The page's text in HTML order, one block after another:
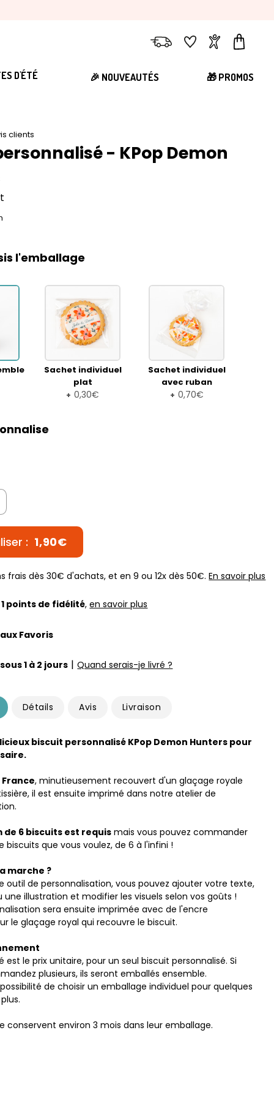
LivraisonFavorisComptePanier
D'ÉTÉ 🎉 NOUVEAUTÉS 🎁 PROMOS
clients
- KPop Demon
l'emballage
Sachet individuel
plat
+ 0,30€
Sachet individuel
avec ruban
+ 0,70€
: 1,90€
frais dès 30€ d'achats, et en 9 ou 12x dès 50€.En savoir plus
1 points de fidélité,en savoir plus
Favoris
1 à 2 jours | Quand serais-je livré ?
Détails Avis Livraison
biscuit personnalisé KPop Demon Hunters pour
France, minutieusement recouvert d'un glaçage royale
il est ensuite imprimé dans notre atelier de
de 6 biscuits est requis mais vous pouvez commander
biscuits que vous voulez, de 6 à l'infini !
marche ?
outil de personnalisation, vous pouvez ajouter votre texte,
une illustration et modifier les visuels selon vos goûts !
sera ensuite imprimée avec de l'encre
le glaçage royal qui recouvre le biscuit.
est le prix unitaire, pour un seul biscuit personnalisé. Si
plusieurs, ils seront emballés ensemble.
de choisir un emballage individuel pour quelques
conservent environ 3 mois dans leur emballage.